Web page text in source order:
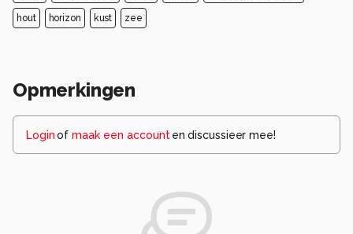
hout horizon kust zee
Opmerkingen
Loginof maak een account en discussieer mee!